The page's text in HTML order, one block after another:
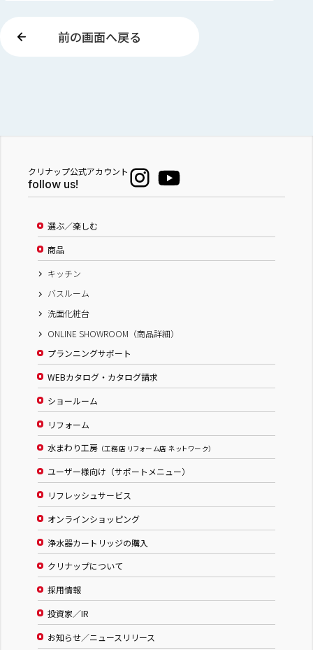
前の画面へ戻る
クリナップ公式アカウント
follow us!
選ぶ／楽しむ
商品
キッチン
バスルーム
洗面化粧台
ONLINE SHOWROOM（商品詳細）
プランニングサポート
WEBカタログ・カタログ請求
ショールーム
リフォーム
水まわり工房 （工務店 リフォーム店 ネットワーク）
ユーザー様向け（サポートメニュー）
リフレッシュサービス
オンラインショッピング
浄水器カートリッジの購入
クリナップについて
採用情報
投資家／IR
お知らせ／ニュースリリース